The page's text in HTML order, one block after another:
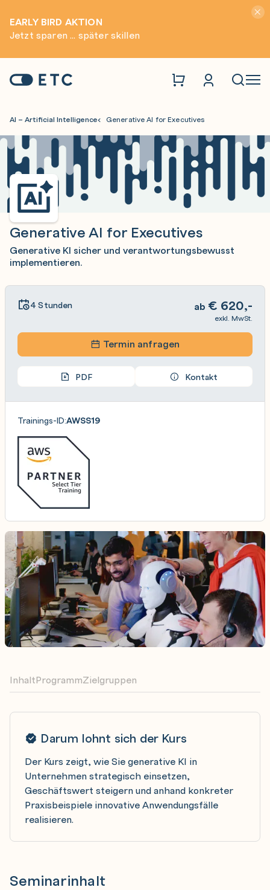
EARLY BIRD AKTION
Jetzt sparen ... später skillen
Startseite: ETC
AI – Artificial Intelligence Generative AI for Executives
Generative AI for Executives
Generative KI sicher und verantwortungsbewusst
implementieren.
Darum lohnt sich der Kurs
Der Kurs zeigt, wie Sie generative KI in
Unternehmen strategisch einsetzen,
Geschäftswert steigern und anhand konkreter
Praxisbeispiele innovative Anwendungsfälle
realisieren.
Seminarinhalt
InhaltProgrammZielgruppen
4 Stunden ab € 620,-
exkl. MwSt.
Termin anfragen
PDF Kontakt
Trainings-ID:AWSS19